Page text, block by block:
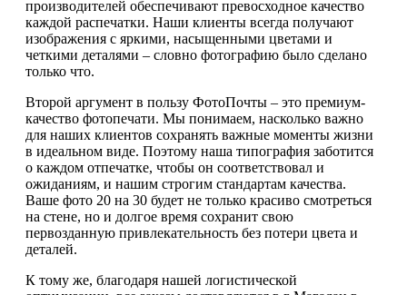
производителей обеспечивают превосходное качество
каждой распечатки. Наши клиенты всегда получают
изображения с яркими, насыщенными цветами и
четкими деталями – словно фотографию было сделано
только что.
Второй аргумент в пользу ФотоПочты – это премиум-
качество фотопечати. Мы понимаем, насколько важно
для наших клиентов сохранять важные моменты жизни
в идеальном виде. Поэтому наша типография заботится
о каждом отпечатке, чтобы он соответствовал и
ожиданиям, и нашим строгим стандартам качества.
Ваше фото 20 на 30 будет не только красиво смотреться
на стене, но и долгое время сохранит свою
первозданную привлекательность без потери цвета и
деталей.
К тому же, благодаря нашей логистической